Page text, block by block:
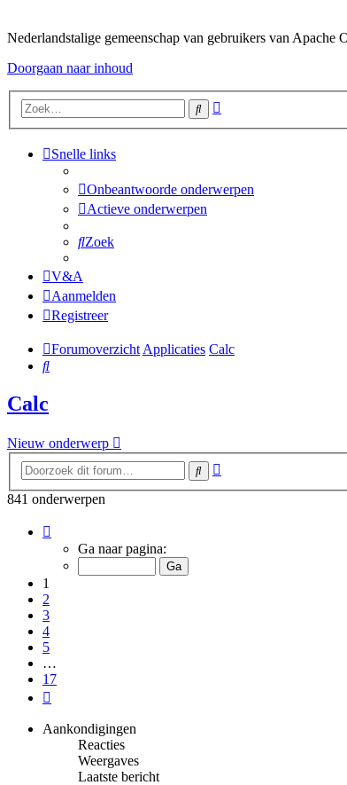
Nederlandstalige gemeenschap van gebruikers van
Doorgaan naar inhoud
Zoek
Snelle links
Onbeantwoorde onderwerpen
Actieve onderwerpen
Zoek
V&A
Aanmelden
Registreer
Forumoverzicht Applicaties Calc
Zoek
Calc
Nieuw onderwerp
Zoek
841 onderwerpen
van
Ga naar pagina:
1
2
3
4
5
…
17
Aankondigingen
Reacties
Weergaves
Laatste bericht